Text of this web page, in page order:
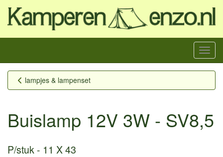
Menu
lampjes & lampenset
Buislamp 12V 3W - SV8,5
P/stuk 11 X 43